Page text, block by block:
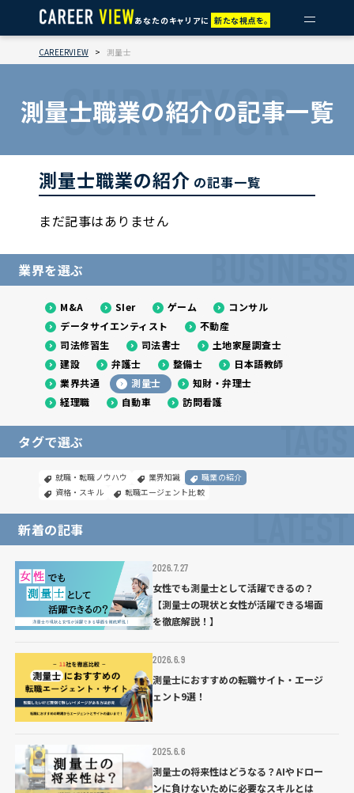
あなたのキャリアに 新たな視点を。
CAREERVIEW > 測量士
測量士職業の紹介の記事一覧
SURVEYOR
測量士職業の紹介 の記事一覧
まだ記事はありません
業界を選ぶ BUSINESS
M&A SIer ゲーム
コンサル
データサイエンティスト
不動産
司法修習生
司法書士
土地家屋調査士
建設
弁護士 整備士
日本語教師
業界共通
測量士
知財・弁理士
経理職
自動車 訪問看護
タグで選ぶ TAGS
就職・転職ノウハウ 業界知識
職業の紹介
資格・スキル
転職エージェント比較
新着の記事 LATEST
2026.7.27
女性でも測量士として活躍できるの？
【測量士の現状と女性が活躍できる場面
を徹底解説！】
2026.6.9
測量士におすすめの転職サイト・エージ
ェント9選！
2025.6.6
測量士の将来性はどうなる？AIやドロー
ンに負けないために必要なスキルとは